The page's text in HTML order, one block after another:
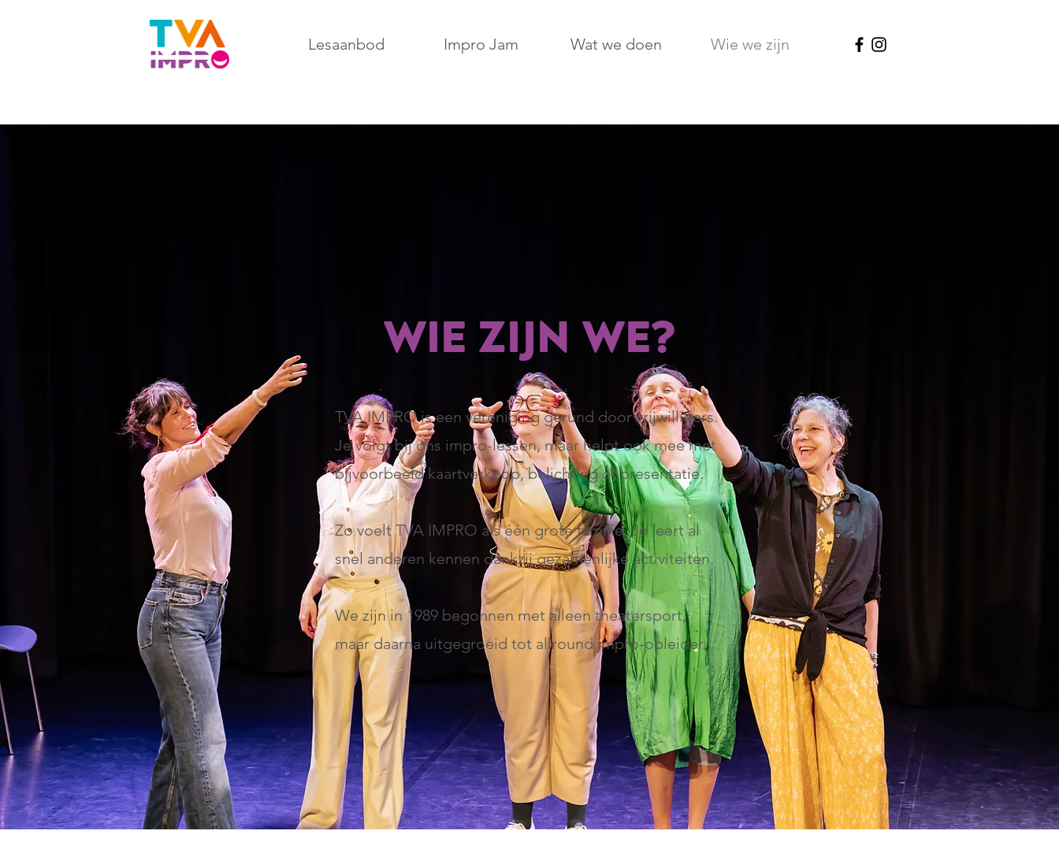
Lesaanbod Impro Jam Wat we doen Wie we zijn
Wie zijn we?
TVA IMPRO is een vereniging gerund door vrijwilligers.
Je volgt bij ons impro-lessen, maar helpt ook mee met
bijvoorbeeld kaartverkoop, belichting of presentatie.
Zo voelt TVA IMPRO als één grote familie. Je leert al
snel anderen kennen dankzij gezamenlijke activiteiten.
We zijn in 1989 begonnen met alleen theatersport,
maar daarna uitgegroeid tot allround impro-opleider.